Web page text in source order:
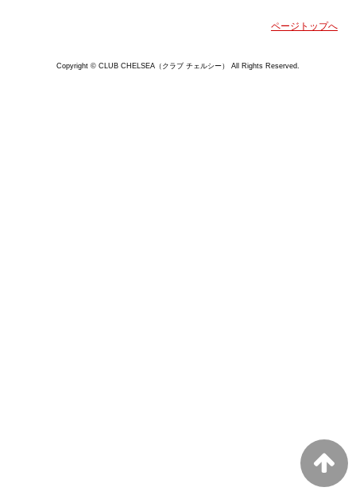
ページトップへ
Copyright © CLUB CHELSEA（クラブ チェルシー） All Rights Reserved.